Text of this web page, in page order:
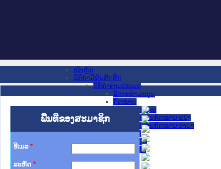
ໜ້າຫຼັກ
ນິຕິກໍາມີຜົນສັກສິດ
ນິຕິກໍາຕາມປະເພດ
ລັດຖະທໍາມະນູນ
ກົດໝາຍ
ກົດໝາຍ
ປະມວນກົດໝາຍ ແພ່ງ
ປະມວນກົດໝາຍ ອາຍາ
ມະຕິຕົກລົງ
ລັດຖະບັນຍັດ
ລັດຖະດໍາລັດ
ພື້ນທີ່ຂອງສະມາຊິກ
ອີເມລ *
ລະຫັດ *